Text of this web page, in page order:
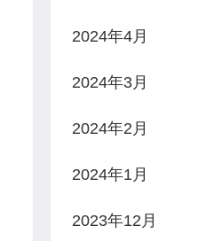
2024年4月
2024年3月
2024年2月
2024年1月
2023年12月